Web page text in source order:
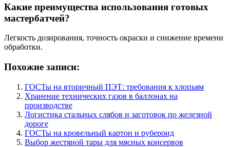
Какие преимущества использования готовых
мастербатчей?
Легкость дозирования, точность окраски и снижение времени
обработки.
Похожие записи:
ГОСТы на вторичный ПЭТ: требования к хлопьям
Хранение технических газов в баллонах на
производстве
Логистика стальных слябов и заготовок по железной
дороге
ГОСТы на кровельный картон и рубероид
Выбор жестяной тары для мясных консервов